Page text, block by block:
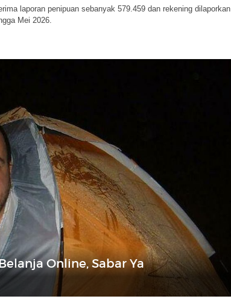
laporan penipuan sebanyak 579.459 dan rekening dilaporkan
Mei 2026.
Online, Sabar Ya